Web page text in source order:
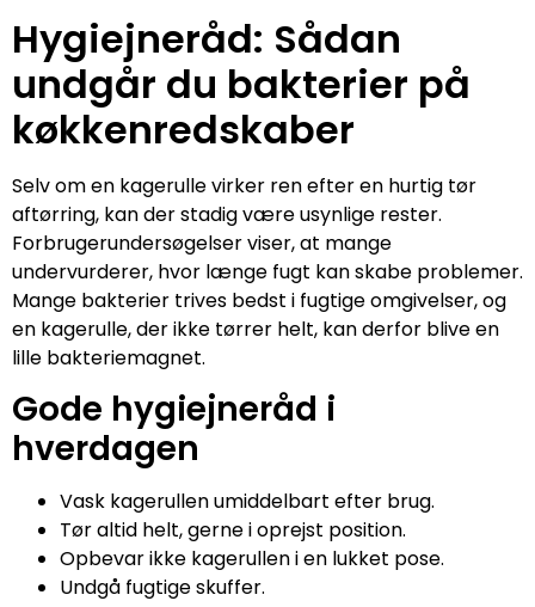
Hygiejneråd: Sådan
undgår du bakterier på
køkkenredskaber
Selv om en kagerulle virker ren efter en hurtig tør
aftørring, kan der stadig være usynlige rester.
Forbrugerundersøgelser viser, at mange
undervurderer, hvor længe fugt kan skabe problemer.
Mange bakterier trives bedst i fugtige omgivelser, og
en kagerulle, der ikke tørrer helt, kan derfor blive en
lille bakteriemagnet.
Gode hygiejneråd i
hverdagen
Vask kagerullen umiddelbart efter brug.
Tør altid helt, gerne i oprejst position.
Opbevar ikke kagerullen i en lukket pose.
Undgå fugtige skuffer.